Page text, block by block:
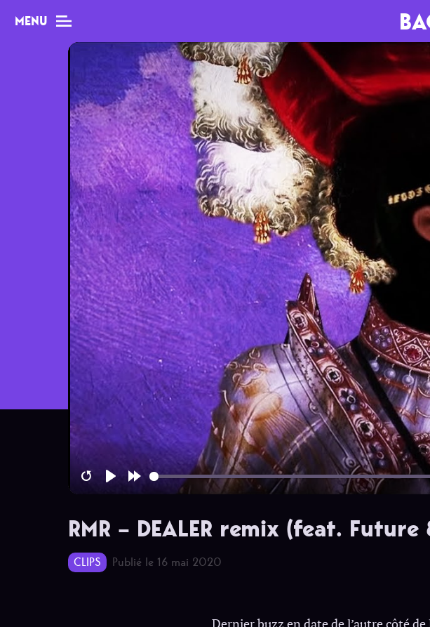
MENU
MAG
Dossiers
Tops
Interviews
Chroniques
Sorties
Newsletter
AGENDA
Festivals
RestartPlayForward
RMR – DEALER remix (feat. Future
CLIPS Publié le 16 mai 2020